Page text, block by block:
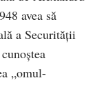
avea să
a Securității
„omul-